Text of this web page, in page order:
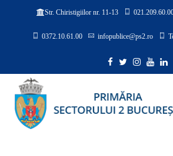
Str. Chiristigiilor nr. 11-13
0372.10.61.00 infopublice@ps2.ro